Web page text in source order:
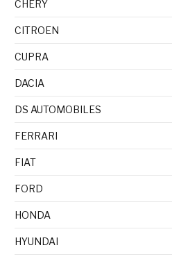
CHERY
CITROEN
CUPRA
DACIA
DS AUTOMOBILES
FERRARI
FIAT
FORD
HONDA
HYUNDAI